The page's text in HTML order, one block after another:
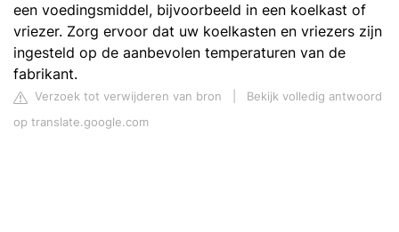
een voedingsmiddel, bijvoorbeeld in een koelkast of
vriezer. Zorg ervoor dat uw koelkasten en vriezers zijn
ingesteld op de aanbevolen temperaturen van de
fabrikant.
Verzoek tot verwijderen van bron
Bekijk volledig antwoord
op translate.google.com